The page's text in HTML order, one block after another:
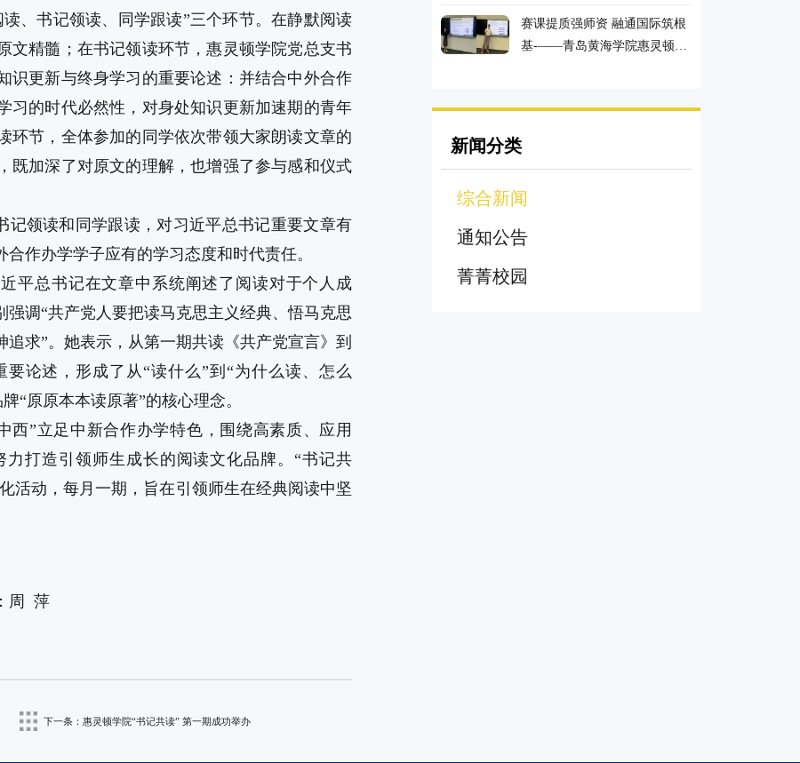
、书记领读、同学跟读”三个环节。在静默阅读
文精髓；在书记领读环节，惠灵顿学院党总支书
识更新与终身学习的重要论述：并结合中外合作
习的时代必然性，对身处知识更新加速期的青年
环节，全体参加的同学依次带领大家朗读文章的
既加深了对原文的理解，也增强了参与感和仪式
记领读和同学跟读，对习近平总书记重要文章有
作办学学子应有的学习态度和时代责任。
平总书记在文章中系统阐述了阅读对于个人成
调“共产党人要把读马克思主义经典、悟马克思
求”。她表示，从第一期共读《共产党宣言》到
论述，形成了从“读什么”到“为什么读、怎么
“原原本本读原著”的核心理念。
西”立足中新合作办学特色，围绕高素质、应用
打造引领师生成长的阅读文化品牌。“书记共
活动，每月一期，旨在引领师生在经典阅读中坚
周 萍
下一条： 惠灵顿学院“书记共读” 第一期成功举办
赛课提质强师资 融通国际筑根
基-——青岛黄海学院惠灵顿理
新闻分类
综合新闻
通知公告
菁菁校园